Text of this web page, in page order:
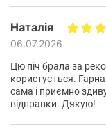
7
Мультипіч
аерофритюр,
Наталія
06.07.2026
Цю піч брала за
користується.
сама і приємно
відправки. Дякую!